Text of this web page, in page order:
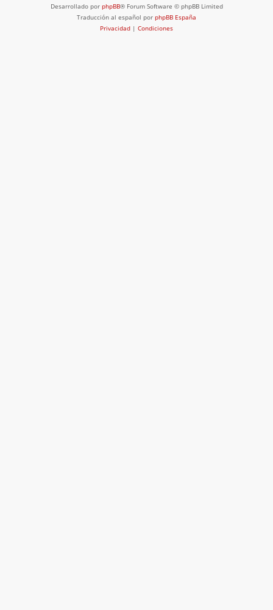
Desarrollado por phpBB® Forum Software © phpBB Limited
Traducción al español por phpBB España
Privacidad | Condiciones